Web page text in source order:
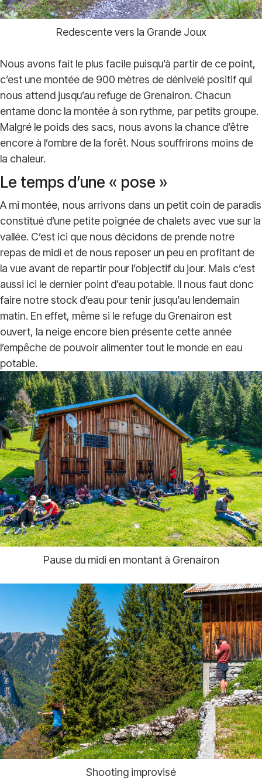
Redescente vers la Grande Joux
Nous avons fait le plus facile puisqu’à partir de ce point,
c’est une montée de 900 mètres de dénivelé positif qui
nous attend jusqu’au refuge de Grenairon. Chacun
entame donc la montée à son rythme, par petits groupe.
Malgré le poids des sacs, nous avons la chance d’être
encore à l’ombre de la forêt. Nous souffrirons moins de
la chaleur.
Le temps d’une « pose »
A mi montée, nous arrivons dans un petit coin de paradis
constitué d’une petite poignée de chalets avec vue sur la
vallée. C’est ici que nous décidons de prende notre
repas de midi et de nous reposer un peu en profitant de
la vue avant de repartir pour l’objectif du jour. Mais c’est
aussi ici le dernier point d’eau potable. Il nous faut donc
faire notre stock d’eau pour tenir jusqu’au lendemain
matin. En effet, même si le refuge du Grenairon est
ouvert, la neige encore bien présente cette année
l’empêche de pouvoir alimenter tout le monde en eau
potable.
Pause du midi en montant à Grenairon
Shooting improvisé